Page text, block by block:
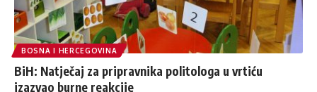
BOSNA I HERCEGOVINA
BiH: Natječaj za pripravnika politologa u vrtiću
izazvao burne reakcije